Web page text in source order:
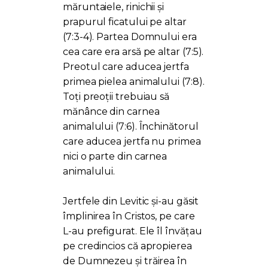
măruntaiele, rinichii și
prapurul ficatului pe altar
(7:3-4). Partea Domnului era
cea care era arsă pe altar (7:5).
Preotul care aducea jertfa
primea pielea animalului (7:8).
Toți preoții trebuiau să
mănânce din carnea
animalului (7:6). Închinătorul
care aducea jertfa nu primea
nici o parte din carnea
animalului.
Jertfele din Levitic și-au găsit
împlinirea în Cristos, pe care
L-au prefigurat. Ele îl învățau
pe credincios că apropierea
de Dumnezeu și trăirea în